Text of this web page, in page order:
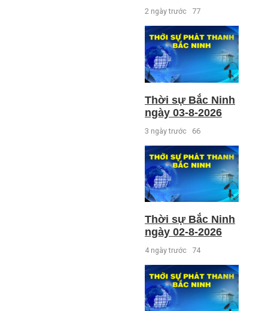
2 ngày trước 77
Thời sự Bắc Ninh
ngày 03-8-2026
3 ngày trước 66
Thời sự Bắc Ninh
ngày 02-8-2026
4 ngày trước 74